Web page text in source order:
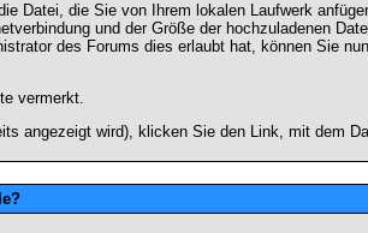
Datei, die Sie von Ihrem lokalen Laufwerk
und der Größe der hochzuladenen
des Forums dies erlaubt hat, können Sie
vermerkt.
angezeigt wird), klicken Sie den Link, mit dem